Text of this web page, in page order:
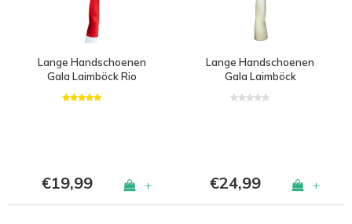
Lange Handschoenen
Gala Laimböck Rio
€19,99 +
Lange Handschoenen
Gala Laimböck
€24,99 +